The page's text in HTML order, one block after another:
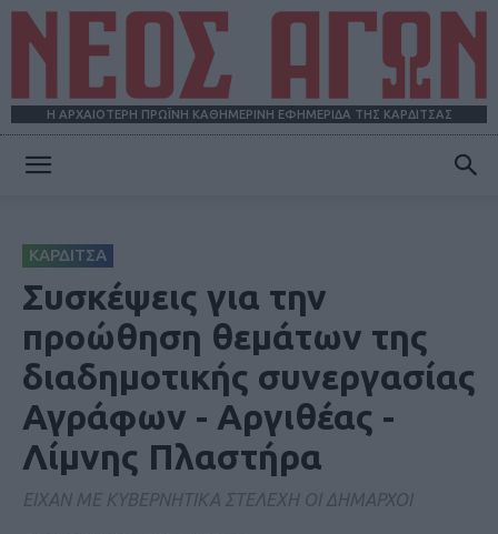
Η ΑΡΧΑΙΟΤΕΡΗ ΠΡΩΪΝΗ ΚΑΘΗΜΕΡΙΝΗ ΕΦΗΜΕΡΙΔΑ ΤΗΣ ΚΑΡΔΙΤΣΑΣ
ΚΑΡΔΙΤΣΑ
Συσκέψεις για την
προώθηση θεμάτων της
διαδημοτικής συνεργασίας
Αγράφων - Αργιθέας -
Λίμνης Πλαστήρα
ΕΙΧΑΝ ΜΕ ΚΥΒΕΡΝΗΤΙΚΑ ΣΤΕΛΕΧΗ ΟΙ ΔΗΜΑΡΧΟΙ